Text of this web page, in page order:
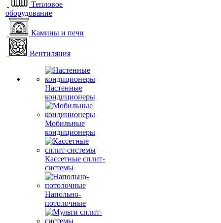
Тепловое
оборудование
Камины и печи
Вентиляция
Настенные
кондиционеры
Мобильные
кондиционеры
Кассетные сплит-
системы
Напольно-
потолочные